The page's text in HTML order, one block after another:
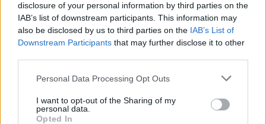
disclosure of your personal information by third parties on the
IAB’s list of downstream participants. This information may
also be disclosed by us to third parties on the IAB’s List of
Downstream Participants that may further disclose it to other
Please note that this website/app uses one or more Google
not limited to your visit or usage behaviour. You may click to
grant or deny consent to Google and its third-party tags to
Personal Data Processing Opt Outs
I want to opt-out of the Sharing of my
personal data.
Opted In
Αν τα χάσατε